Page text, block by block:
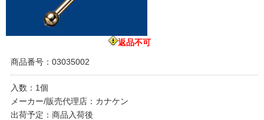
返品不可
商品番号：03035002
入数：1個
メーカー/販売代理店：カナケン
出荷予定：商品入荷後